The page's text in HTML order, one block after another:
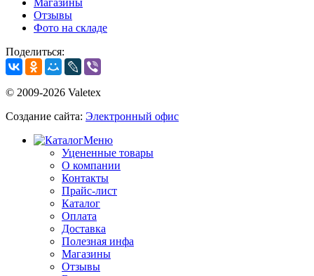
Отзывы
Фото на складе
Поделиться:
© 2009-2026 Valetex
Создание сайта: Электронный офис
Меню
Уцененные товары
О компании
Контакты
Прайс-лист
Каталог
Оплата
Доставка
Полезная инфа
Магазины
Отзывы